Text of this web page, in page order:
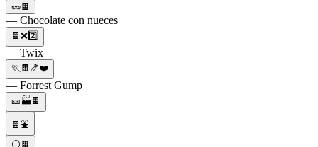
🥜🍫
— Chocolate con nueces
🍫❌2️⃣
— Twix
🏃🍫🍤❤️
— Forrest Gump
🎫🏭🍫
🍫⛲
⚪️🍫